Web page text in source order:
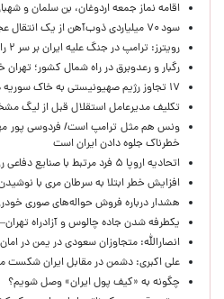
اقامه نماز جمعه اردوغان، بن ‌سلمان و
سود ۷۰ میلیاردی ذوب‌آهن از یک انتقال عجیب
رویترز: ترامپ در جنگ علیه ایران بر سر ۲ راهی بدی گیر افتاده است
رگبار و رعدوبرق در راه شمال کشور؛
۱۷ تجاوز رژیم صهیونیستی به خاک سوریه در ۴۸ ساعت گذشته
تکلیف مدیرعامل استقلال قبل از لیگ
ونس هم مثل ترامپ است/ فردوسی پور
خطرناک جلوه دادن ایران است
اتحادیه اروپا ۵ فرد مرتبط با صنایع دفاعی روسیه را تحریم کرد
افزایش خطر ابتلا به سرطان مری با نوشیدن چای
هشدار درباره فروش حواله‌های صوری
یکطرفه شدن جاده چالوس و آزادراه
انصارالله: متجاوزان سعودی در یمن در
علی اکبری: دشمن در مقابل ایران شکست
چگونه به «کیف پول ایران» وصل شویم؟